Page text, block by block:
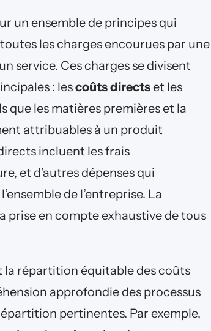
un ensemble de principes qui
les charges encourues par une
service. Ces charges se divisent
: lescoûts directset les
que les matières premières et la
attribuables à un produit
incluent les frais
et d’autres dépenses qui
de l’entreprise. La
prise en compte exhaustive de tous
la répartition équitable des coûts
approfondie des processus
pertinentes. Par exemple,